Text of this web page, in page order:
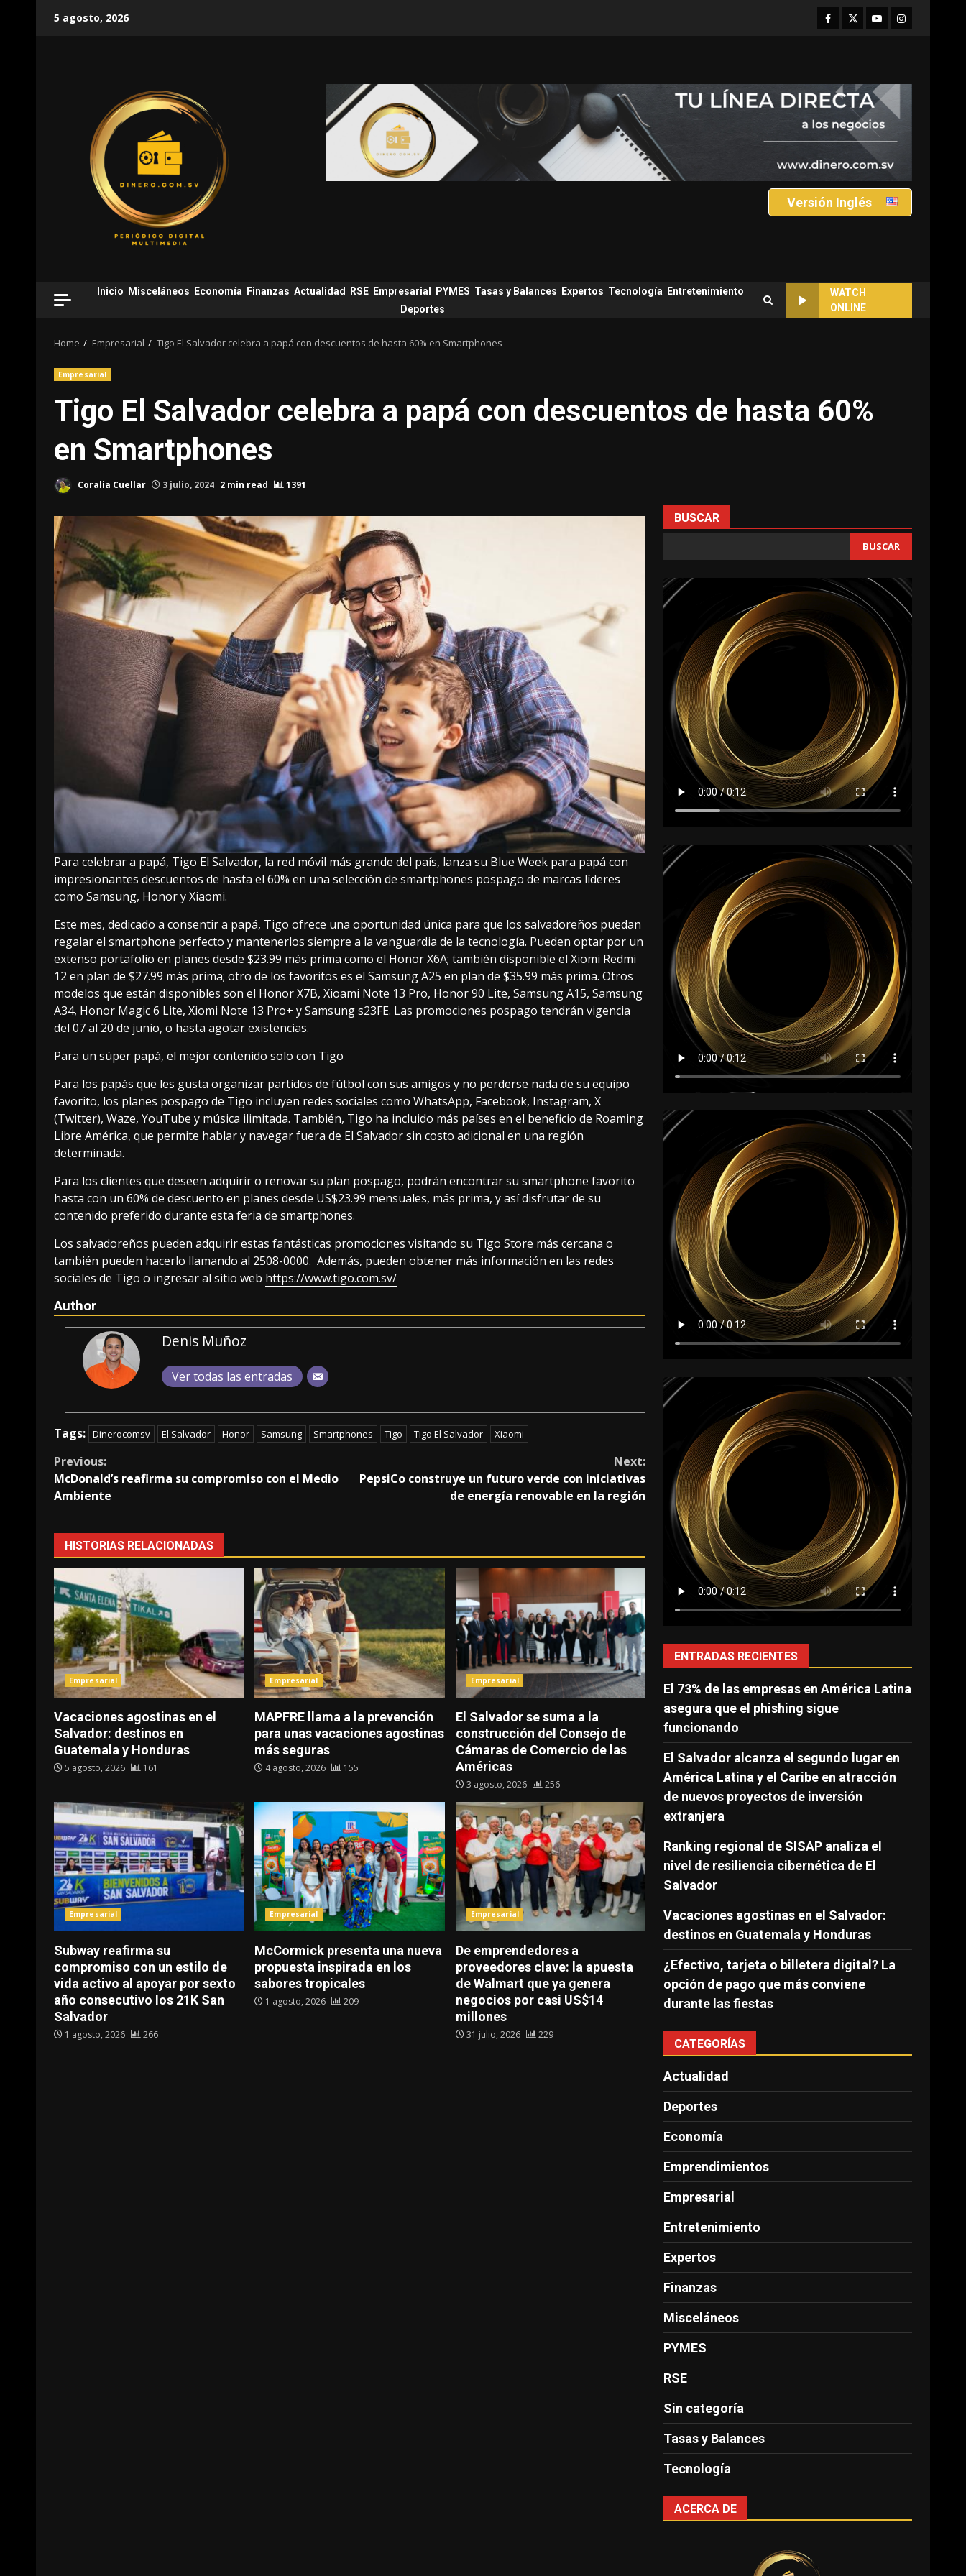
5 agosto, 2026 Facebook
TwitterYoutubeInstagram
Versión Inglés
Inicio Misceláneos Economía Finanzas Actualidad RSE Empresarial PYMES Tasas y Balances Expertos Tecnología
Entretenimiento
Deportes
WATCH
ONLINE
Home Empresarial Tigo El Salvador celebra a papá con descuentos de hasta 60% en Smartphones
Empresarial
Tigo El Salvador celebra a papá con descuentos de hasta 60%
en Smartphones
Coralia Cuellar 3 julio, 2024 2 min read 1391
Para celebrar a papá, Tigo El Salvador, la red móvil más grande del país, lanza su Blue Week para papá con
impresionantes descuentos de hasta el 60% en una selección de smartphones pospago de marcas líderes
como Samsung, Honor y Xiaomi.
Este mes, dedicado a consentir a papá, Tigo ofrece una oportunidad única para que los salvadoreños puedan
regalar el smartphone perfecto y mantenerlos siempre a la vanguardia de la tecnología. Pueden optar por un
extenso portafolio en planes desde $23.99 más prima como el Honor X6A; también disponible el Xiomi Redmi
12 en plan de $27.99 más prima; otro de los favoritos es el Samsung A25 en plan de $35.99 más prima. Otros
modelos que están disponibles son el Honor X7B, Xioami Note 13 Pro, Honor 90 Lite, Samsung A15, Samsung
A34, Honor Magic 6 Lite, Xiomi Note 13 Pro+ y Samsung s23FE. Las promociones pospago tendrán vigencia
del 07 al 20 de junio, o hasta agotar existencias.
Para un súper papá, el mejor contenido solo con Tigo
Para los papás que les gusta organizar partidos de fútbol con sus amigos y no perderse nada de su equipo
favorito, los planes pospago de Tigo incluyen redes sociales como WhatsApp, Facebook, Instagram, X
(Twitter), Waze, YouTube y música ilimitada. También, Tigo ha incluido más países en el beneficio de Roaming
Libre América, que permite hablar y navegar fuera de El Salvador sin costo adicional en una región
determinada.
Para los clientes que deseen adquirir o renovar su plan pospago, podrán encontrar su smartphone favorito
hasta con un 60% de descuento en planes desde US$23.99 mensuales, más prima, y así disfrutar de su
contenido preferido durante esta feria de smartphones.
Los salvadoreños pueden adquirir estas fantásticas promociones visitando su Tigo Store más cercana o
también pueden hacerlo llamando al 2508-0000. Además, pueden obtener más información en las redes
sociales de Tigo o ingresar al sitio web https://www.tigo.com.sv/
Author
Denis Muñoz
Ver todas las entradas
Tags: Dinerocomsv El Salvador Honor Samsung Smartphones Tigo Tigo El Salvador Xiaomi
Continue
Reading
Previous:
McDonald’s reafirma su compromiso con el Medio
Ambiente
Next:
PepsiCo construye un futuro verde con iniciativas
de energía renovable en la región
HISTORIAS RELACIONADAS
Empresarial
Vacaciones agostinas en el
Salvador: destinos en
Guatemala y Honduras
5 agosto, 2026 161
Empresarial
MAPFRE llama a la prevención
para unas vacaciones agostinas
más seguras
4 agosto, 2026 155
Empresarial
El Salvador se suma a la
construcción del Consejo de
Cámaras de Comercio de las
Américas
3 agosto, 2026 256
Empresarial
Subway reafirma su
compromiso con un estilo de
vida activo al apoyar por sexto
año consecutivo los 21K San
Salvador
1 agosto, 2026 266
Empresarial
McCormick presenta una nueva
propuesta inspirada en los
sabores tropicales
1 agosto, 2026 209
Empresarial
De emprendedores a
proveedores clave: la apuesta
de Walmart que ya genera
negocios por casi US$14
millones
31 julio, 2026 229
BUSCAR
BUSCAR
ENTRADAS RECIENTES
El 73% de las empresas en América Latina
asegura que el phishing sigue
funcionando
El Salvador alcanza el segundo lugar en
América Latina y el Caribe en atracción
de nuevos proyectos de inversión
extranjera
Ranking regional de SISAP analiza el
nivel de resiliencia cibernética de El
Salvador
Vacaciones agostinas en el Salvador:
destinos en Guatemala y Honduras
¿Efectivo, tarjeta o billetera digital? La
opción de pago que más conviene
durante las fiestas
CATEGORÍAS
Actualidad
Deportes
Economía
Emprendimientos
Empresarial
Entretenimiento
Expertos
Finanzas
Misceláneos
PYMES
RSE
Sin categoría
Tasas y Balances
Tecnología
ACERCA DE